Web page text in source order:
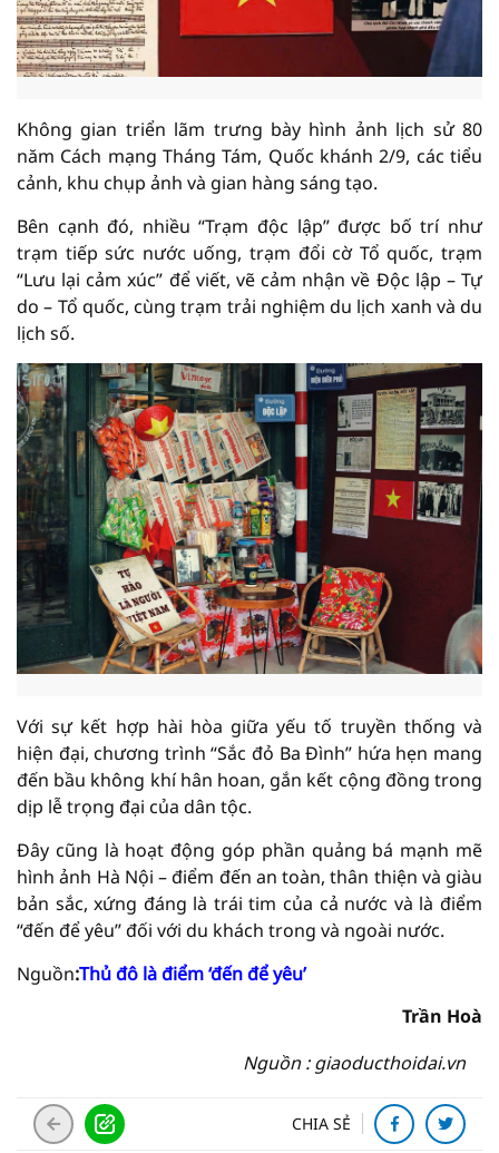
Không gian triển lãm trưng bày hình ảnh lịch sử 80
năm Cách mạng Tháng Tám, Quốc khánh 2/9, các tiểu
cảnh, khu chụp ảnh và gian hàng sáng tạo.
Bên cạnh đó, nhiều “Trạm độc lập” được bố trí như
trạm tiếp sức nước uống, trạm đổi cờ Tổ quốc, trạm
“Lưu lại cảm xúc” để viết, vẽ cảm nhận về Độc lập – Tự
do – Tổ quốc, cùng trạm trải nghiệm du lịch xanh và du
lịch số.
Với sự kết hợp hài hòa giữa yếu tố truyền thống và
hiện đại, chương trình “Sắc đỏ Ba Đình” hứa hẹn mang
đến bầu không khí hân hoan, gắn kết cộng đồng trong
dịp lễ trọng đại của dân tộc.
Đây cũng là hoạt động góp phần quảng bá mạnh mẽ
hình ảnh Hà Nội – điểm đến an toàn, thân thiện và giàu
bản sắc, xứng đáng là trái tim của cả nước và là điểm
“đến để yêu” đối với du khách trong và ngoài nước.
Nguồn:Thủ đô là điểm ‘đến để yêu’
Trần Hoà
Nguồn : giaoducthoidai.vn
CHIA SẺ